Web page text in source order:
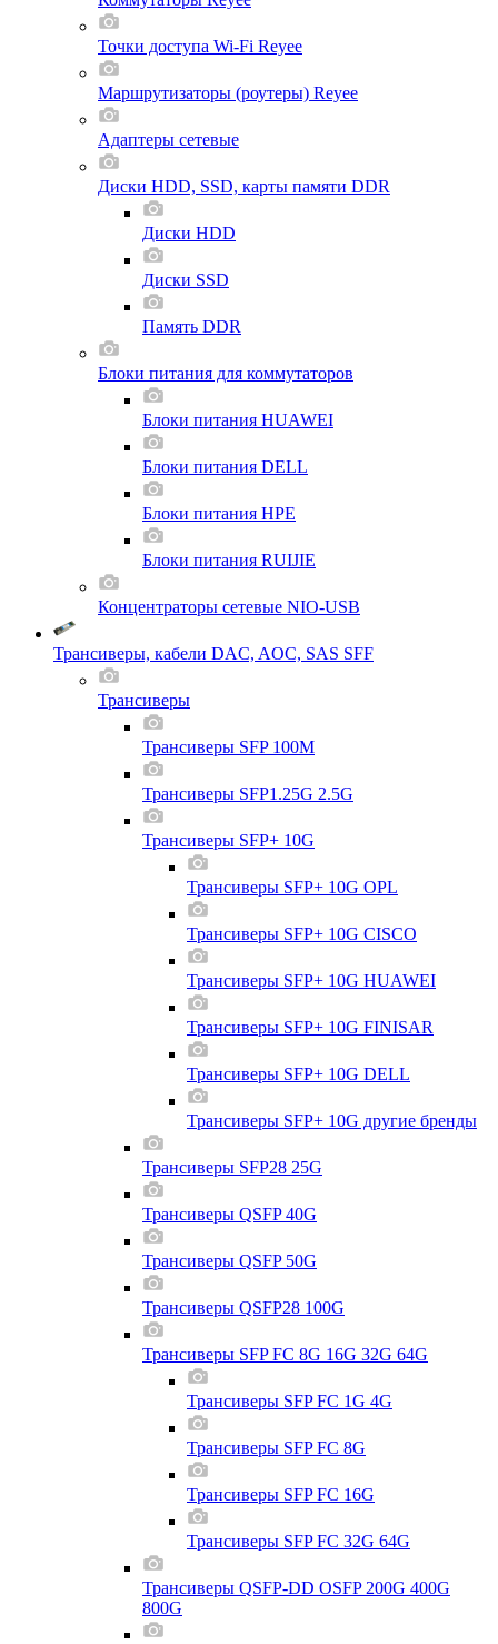
Точки доступа Wi-Fi Reyee
Маршрутизаторы (роутеры) Reyee
Адаптеры сетевые
Диски HDD, SSD, карты памяти DDR
Диски HDD
Диски SSD
Память DDR
Блоки питания для коммутаторов
Блоки питания HUAWEI
Блоки питания DELL
Блоки питания HPE
Блоки питания RUIJIE
Концентраторы сетевые NIO-USB
Трансиверы, кабели DAC, AOC, SAS SFF
Трансиверы
Трансиверы SFP 100M
Трансиверы SFP1.25G 2.5G
Трансиверы SFP+ 10G
Трансиверы SFP+ 10G OPL
Трансиверы SFP+ 10G CISCO
Трансиверы SFP+ 10G HUAWEI
Трансиверы SFP+ 10G FINISAR
Трансиверы SFP+ 10G DELL
Трансиверы SFP+ 10G другие бренды
Трансиверы SFP28 25G
Трансиверы QSFP 40G
Трансиверы QSFP 50G
Трансиверы QSFP28 100G
Трансиверы SFP FC 8G 16G 32G 64G
Трансиверы SFP FC 1G 4G
Трансиверы SFP FC 8G
Трансиверы SFP FC 16G
Трансиверы SFP FC 32G 64G
Трансиверы QSFP-DD OSFP 200G 400G
800G